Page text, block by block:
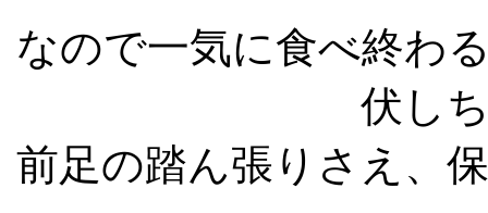
なので一気に食べ終わ
伏し
前足の踏ん張りさえ、